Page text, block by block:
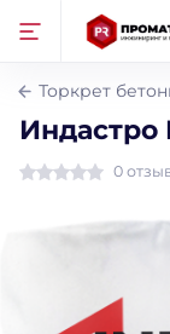
Торкрет
Индастро
0